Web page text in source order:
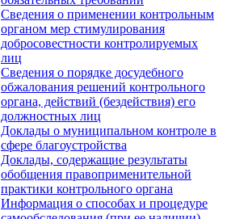
Сведения о применении контрольным
органом мер стимулирования
добросовестности контролируемых
лиц
Сведения о порядке досудебного
обжалования решений контрольного
органа, действий (бездействия) его
должностных лиц
Доклады о муниципальном контроле в
сфере благоустройства
Доклады, содержащие результаты
обобщения правоприменительной
практики контрольного органа
Информация о способах и процедуре